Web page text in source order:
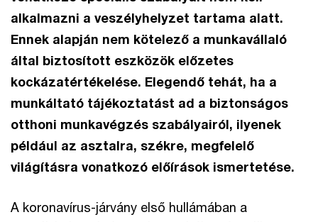
alkalmazni a veszélyhelyzet tartama alatt.
Ennek alapján nem kötelező a munkavállaló
által biztosított eszközök előzetes
kockázatértékelése. Elegendő tehát, ha a
munkáltató tájékoztatást ad a biztonságos
otthoni munkavégzés szabályairól, ilyenek
például az asztalra, székre, megfelelő
világításra vonatkozó előírások ismertetése.
A koronavírus-járvány első hullámában a